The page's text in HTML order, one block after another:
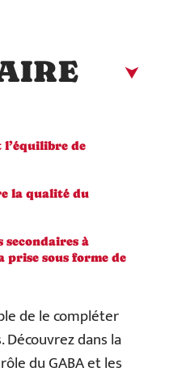
de
la qualité du
secondaires à
prise sous forme de
de le compléter
dans la
du GABA et les